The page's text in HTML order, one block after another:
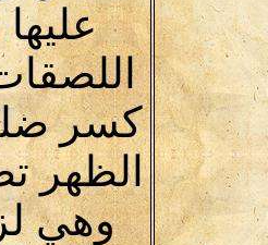
كسر
الظهر
وهي